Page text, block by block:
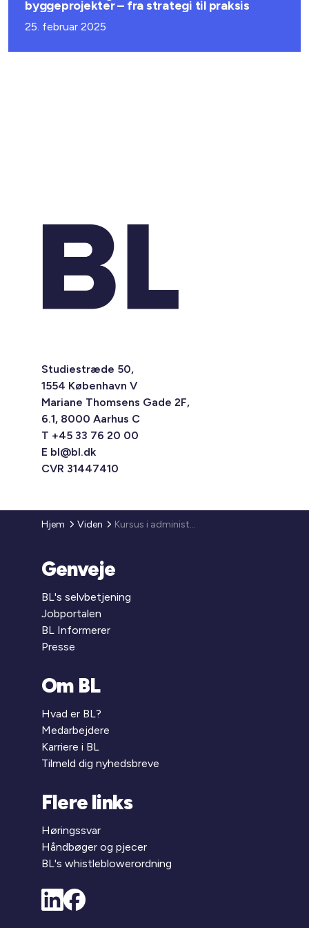
byggeprojekter – fra strategi til praksis
25. februar 2025
Studiestræde 50,
1554 København V
Mariane Thomsens Gade 2F,
6.1, 8000 Aarhus C
T +45 33 76 20 00
E bl@bl.dk
CVR 31447410
Hjem Viden Kursus i administrationens rolle ved afdelingsmøder
Genveje
BL's selvbetjening
Jobportalen
BL Informerer
Presse
Om BL
Hvad er BL?
Medarbejdere
Karriere i BL
Tilmeld dig nyhedsbreve
Flere links
Høringssvar
Håndbøger og pjecer
BL's whistleblowerordning